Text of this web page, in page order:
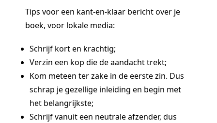
Tips voor een kant-en-klaar bericht over je
boek, voor lokale media:
Schrijf kort en krachtig;
Verzin een kop die de aandacht trekt;
Kom meteen ter zake in de eerste zin. Dus
schrap je gezellige inleiding en begin met
het belangrijkste;
Schrijf vanuit een neutrale afzender, dus